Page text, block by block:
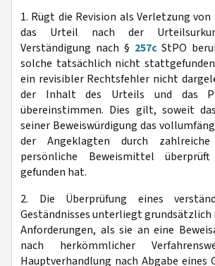
1. Rügt die Revision als Verletzung von
das Urteil nach der
Verständigung nach § 257cStPO
solche tatsächlich nicht
ein revisibler Rechtsfehler nicht
der Inhalt des Urteils und das
übereinstimmen. Dies gilt, soweit
seiner Beweiswürdigung das
der Angeklagten durch
persönliche Beweismittel
gefunden hat.
2. Die Überprüfung eines
Geständnisses unterliegt
Anforderungen, als sie an eine
nach herkömmlicher
Hauptverhandlung nach Abgabe eines